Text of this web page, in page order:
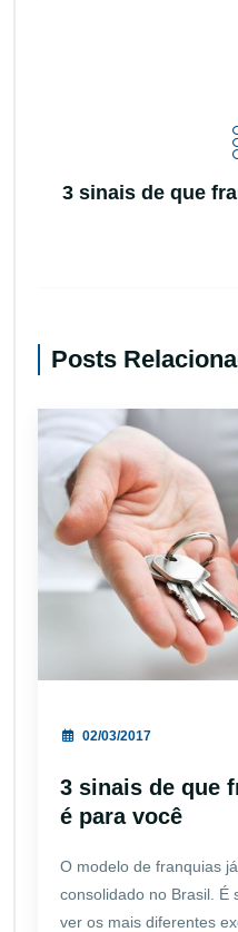
3 sinais de que
Posts
02/03/2017
3 sinais de que
é para você
O modelo de franquias
consolidado no Brasil. É
ver os mais diferentes